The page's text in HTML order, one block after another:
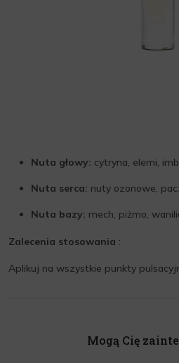
Nuta głowy: cytryna, elemi,
Nuta serca: nuty ozonowe,
Nuta bazy: mech, piżmo,
Zalecenia stosowania :
Aplikuj na wszystkie punkty
Mogą Cię